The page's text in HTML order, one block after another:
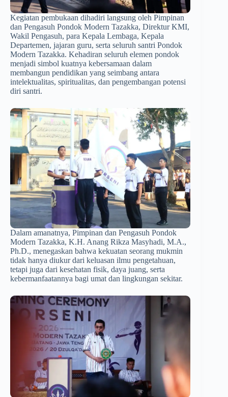
Kegiatan pembukaan dihadiri langsung oleh Pimpinan
dan Pengasuh Pondok Modern Tazakka, Direktur KMI,
Wakil Pengasuh, para Kepala Lembaga, Kepala
Departemen, jajaran guru, serta seluruh santri Pondok
Modern Tazakka. Kehadiran seluruh elemen pondok
menjadi simbol kuatnya kebersamaan dalam
membangun pendidikan yang seimbang antara
intelektualitas, spiritualitas, dan pengembangan potensi
diri santri.
Dalam amanatnya, Pimpinan dan Pengasuh Pondok
Modern Tazakka, K.H. Anang Rikza Masyhadi, M.A.,
Ph.D., menegaskan bahwa kekuatan seorang mukmin
tidak hanya diukur dari keluasan ilmu pengetahuan,
tetapi juga dari kesehatan fisik, daya juang, serta
kebermanfaatannya bagi umat dan lingkungan sekitar.